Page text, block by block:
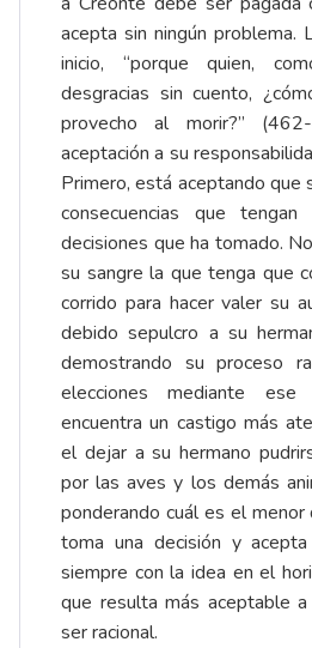
acepta sin ningún problema.
inicio, “porque quien,
desgracias sin cuento,
provecho al morir?”
aceptación a su
Primero, está aceptando que
consecuencias que
decisiones que ha tomado.
su sangre la que tenga que
corrido para hacer valer su
debido sepulcro a su
demostrando su proceso
elecciones mediante ese
encuentra un castigo más
el dejar a su hermano
por las aves y los demás
ponderando cuál es el
toma una decisión y acepta
siempre con la idea en el
que resulta más aceptable
ser racional.